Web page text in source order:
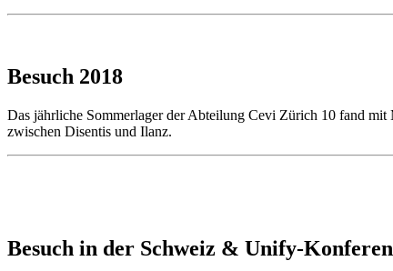
Besuch 2018
Das jährliche Sommerlager der Abteilung Cevi Zürich 10 fand
zwischen Disentis und Ilanz.
Besuch in der Schweiz & Unify-